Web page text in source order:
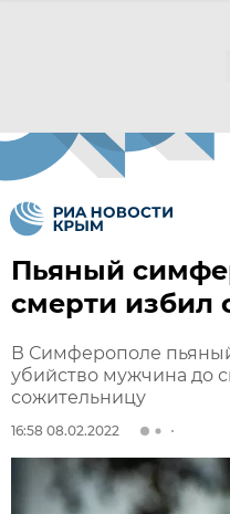
Пьяный
смерти избил
В Симферополе
убийство мужчина до
сожительницу
16:58 08.02.2022